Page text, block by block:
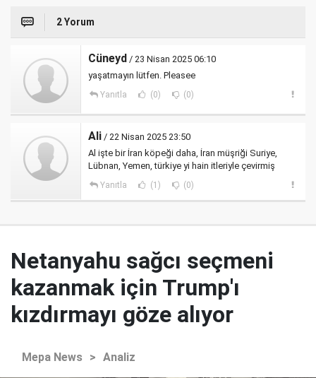
2 Yorum
Cüneyd / 23 Nisan 2025 06:10
yaşatmayın lütfen. Pleasee
Yanıtla (0) (0)
Ali / 22 Nisan 2025 23:50
Al işte bir İran köpeği daha, İran müşriği Suriye,
Lübnan, Yemen, türkiye yi hain itleriyle çevirmiş
Yanıtla (1) (0)
Netanyahu sağcı seçmeni
kazanmak için Trump'ı
kızdırmayı göze alıyor
Mepa News > Analiz